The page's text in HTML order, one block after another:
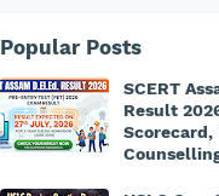
Popular Posts
SCERT
Result